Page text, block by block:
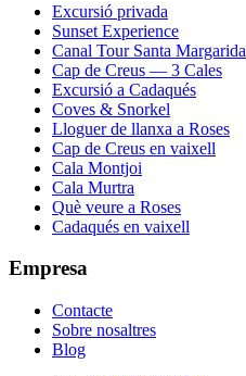
Excursió privada
Sunset Experience
Canal Tour Santa Margarida
Cap de Creus — 3 Cales
Excursió a Cadaqués
Coves & Snorkel
Lloguer de llanxa a Roses
Cap de Creus en vaixell
Cala Montjoi
Cala Murtra
Què veure a Roses
Cadaqués en vaixell
Empresa
Contacte
Sobre nosaltres
Blog